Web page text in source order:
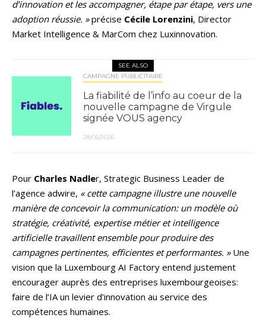
d’innovation et les accompagner, étape par étape, vers une
adoption réussie. »précise Cécile Lorenzini, Director
Market Intelligence & MarCom chez Luxinnovation.
SEE ALSO
CAMPAGNE PUBLICITAIRE
La fiabilité de l’info au coeur de la
nouvelle campagne de Virgule
signée VOUS agency
28/05/2026
Pour Charles Nadler, Strategic Business Leader de
l’agence adwire, « cette campagne illustre une nouvelle
manière de concevoir la communication: un modèle où
stratégie, créativité, expertise métier et intelligence
artificielle travaillent ensemble pour produire des
campagnes pertinentes, efficientes et performantes. » Une
vision que la Luxembourg AI Factory entend justement
encourager auprès des entreprises luxembourgeoises:
faire de l’IA un levier d’innovation au service des
compétences humaines.